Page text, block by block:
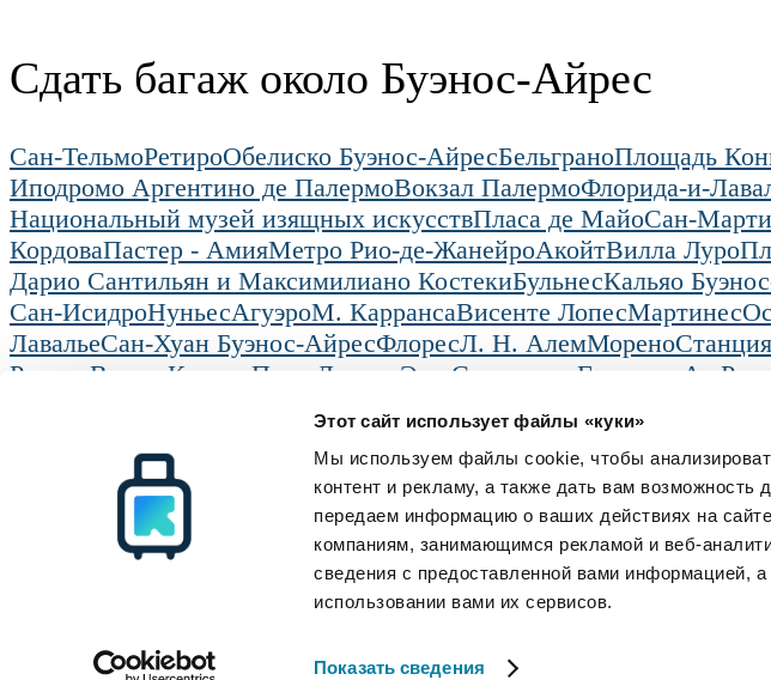
Этот сайт использует файлы «куки»
Мы используем файлы cookie, чтобы
контент и рекламу, а также дать вам
передаем информацию о ваших действиях на
компаниям, занимающимся рекламой и веб-
сведения с предоставленной вами информацией,
использовании вами их сервисов.
Показать сведения
Сдать багаж около Буэнос-Айрес
Сан-ТельмоРетироОбелиско Буэнос-АйресБельграноПлощадь
Иподромо Аргентино де ПалермоВокзал ПалермоФлорида-и-
Национальный музей изящных искусствПласа де МайоСан-
КордоваПастер - АмияМетро Рио-де-ЖанейроАкойтВилла Луро
Дарио Сантильян и Максимилиано КостекиБульнесКальяо
Сан-ИсидроНуньесАгуэроМ. КаррансаВисенте ЛопесМартинес
ЛавальеСан-Хуан Буэнос-АйресФлоресЛ. Н. АлемМорено
Рынок Вилла Креспо Парк Лесама Эль-Санхон-де-Гранадос Ав
Kamera khraneniya bagazha Буэнос-Айрес
Поддержка клиентов
Как это работает
Связаться с нами
Ресурсы
Все направления
Юридический
Условия
Конфиденциальность
Использование cookie
Radical также финансируется инвестиционным фондом Vertis Venture 4 Scaleup Lazio, управляемым